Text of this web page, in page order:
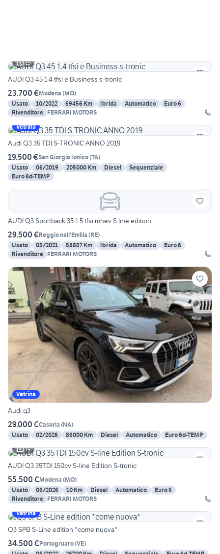
15
AUDI Q3 45 1.4 tfsi e Business s-tronic
23.700 €Modena (MO)
Usato
10/2022 69456 Km Ibrida Automatico
Euro 6
Rivenditore FERRARI MOTORS
Vetrina
Audi Q3 35 TDI S-TRONIC ANNO 2019
19.500 €San Giorgio Ionico(TA)
Usato
06/2019 205000 Km Diesel
Sequenziale
Euro 6d-TEMP
AUDI Q3 Sportback 35 1.5 tfsi mhev S line edition
29.500 €Reggio nell'Emilia (RE)
Usato
03/2021 58857 Km Ibrida Automatico
Euro 6
Rivenditore FERRARI MOTORS
Vetrina
Audi q3
29.000 €Casoria (NA)
Usato
02/2026 86000 Km Diesel Automatico
Euro 6d-TEMP
19
AUDI Q3 35TDI 150cv S-line Edition S-tronic
55.500 €Modena (MO)
Usato
06/2026 10 Km Diesel Automatico
Euro 6
Rivenditore FERRARI MOTORS
Vetrina
Q3 SPB S-Line edition *come nuova*
34.500 €Portogruaro(VE)